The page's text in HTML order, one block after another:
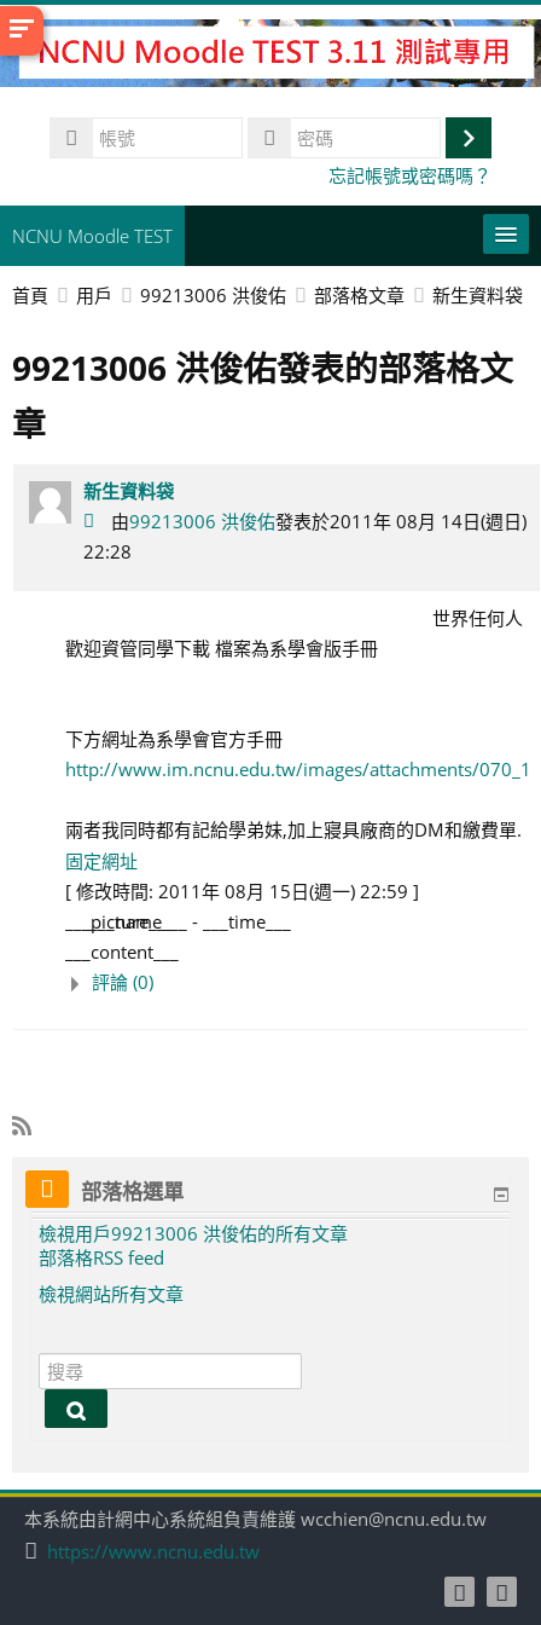
跳
至
主
登
忘記帳號或密碼嗎？
NCNU Moodle TEST
常用連結
正體中文 ‎(zh_tw)‎
首頁 用戶 99213006 洪俊佑 部落格文章 新生資料袋
99213006 洪俊佑發表的部落格文
章
新生資料袋
由99213006 洪俊佑發表於2011年 08月 14日(週日)
22:28
世界任何人
歡迎資管同學下載 檔案為系學會版手冊
下方網址為系學會官方手冊
http://www.im.ncnu.edu.tw/images/attachments/
兩者我同時都有記給學弟妹,加上寢具廠商的DM和繳費單.
固定網址
[ 修改時間: 2011年 08月 15日(週一) 22:59 ]
___picture___
___name___ -
___time___
___content___
評論 (0)
部落格選單
檢視用戶99213006 洪俊佑的所有文章
部落格RSS feed
檢視網站所有文章
搜
尋
搜
本系統由計網中心系統組負責維護 wcchien@ncnu.edu.tw
https://www.ncnu.edu.tw